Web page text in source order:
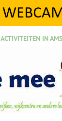
ACTIVITEITEN IN